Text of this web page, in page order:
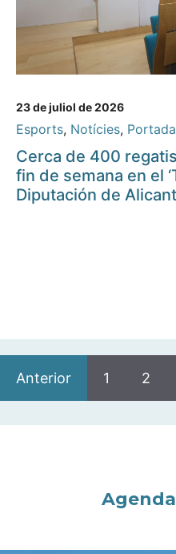
23 de juliol de 2026
Esports, Notícies, Portada
Cerca de 400
fin de semana en el
Diputación de
Anterior 1 2